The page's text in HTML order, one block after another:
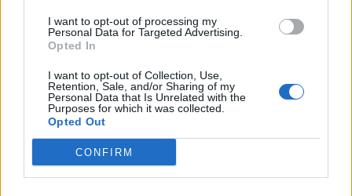
I want to opt-out of processing my
Personal Data for Targeted Advertising.
Opted In
I want to opt-out of Collection, Use,
Retention, Sale, and/or Sharing of my
Personal Data that Is Unrelated with the
Purposes for which it was collected.
Opted Out
CONFIRM
paikalta
5